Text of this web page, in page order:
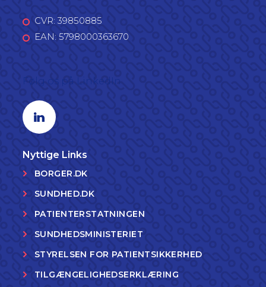
CVR: 39850885
EAN: 5798000363670
Linkedin profil
Nyttige Links
BORGER.DK
SUNDHED.DK
PATIENTERSTATNINGEN
SUNDHEDSMINISTERIET
STYRELSEN FOR PATIENTSIKKERHED
TILGÆNGELIGHEDSERKLÆRING